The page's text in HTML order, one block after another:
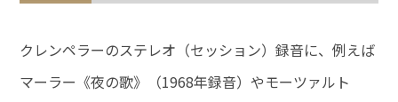
クレンペラーのステレオ（セッション）録音に、例えば
マーラー《夜の歌》（1968年録音）やモーツァルト